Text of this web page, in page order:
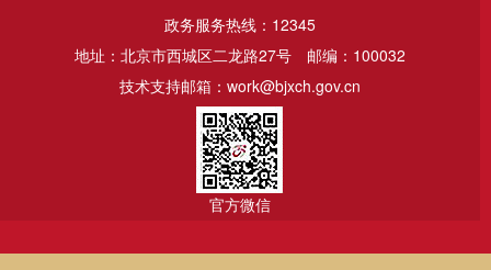
政务服务热线：12345
地址：北京市西城区二龙路27号
邮编：100032
技术支持邮箱：work@bjxch.gov.cn
官方微信